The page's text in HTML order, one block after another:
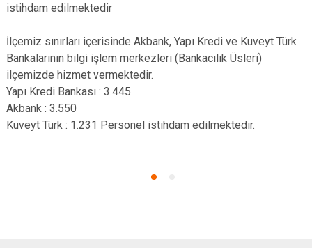
istihdam edilmektedir
İlçemiz sınırları içerisinde Akbank, Yapı Kredi ve Kuveyt Türk
Bankalarının bilgi işlem merkezleri (Bankacılık Üsleri)
ilçemizde hizmet vermektedir.
Yapı Kredi Bankası : 3.445
Akbank : 3.550
Kuveyt Türk : 1.231 Personel istihdam edilmektedir.